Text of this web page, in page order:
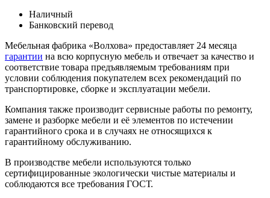
Наличный
Банковский перевод
Мебельная фабрика «Волхова» предоставляет 24 месяца
гарантии на всю корпусную мебель и отвечает за качество и
соответствие товара предъяв­ляе­мым требованиям при
условии соблюдения покупателем всех рекомендаций по
транспорти­ровке, сборке и эксплуатации мебели.
Компания также производит сервисные работы по ремонту,
замене и разборке мебели и её элементов по истечении
гарантийного срока и в случаях не относящихся к
гарантийному обслуживанию.
В производстве мебели используются только
сертифицированные экологически чистые материалы и
соблюдаются все требования ГОСТ.